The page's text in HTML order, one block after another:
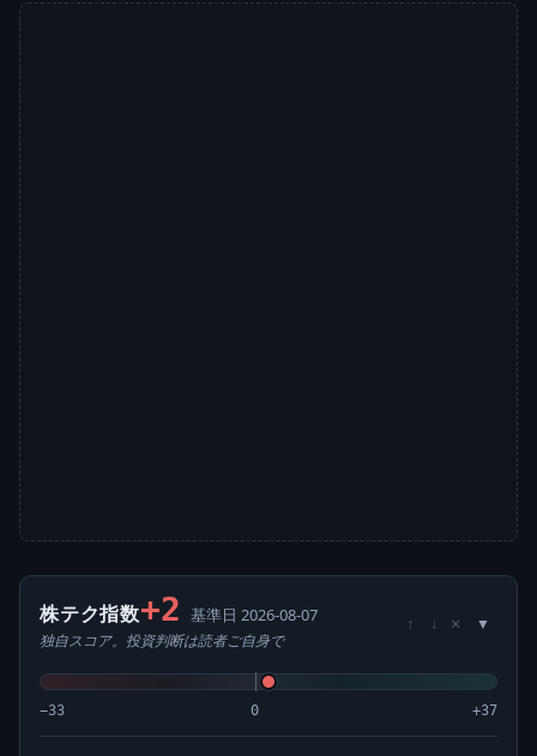
株テク指数+2 基準日 2026-08-07
独自スコア。投資判断は読者ご自身で
↑ ↓ ×
−33 0 +37